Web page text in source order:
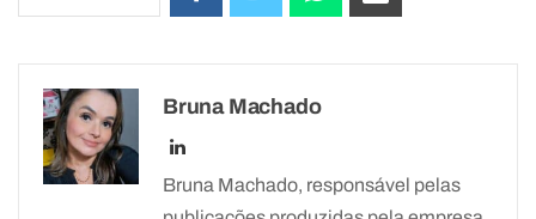
Bruna Machado
Bruna Machado, responsável pelas